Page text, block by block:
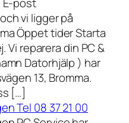
E-post
vi ligger på
Öppet tider Starta
Vi reparera din PC &
Datorhjälp ) har
13, Bromma.
[…]
Tel 08 37 21 00